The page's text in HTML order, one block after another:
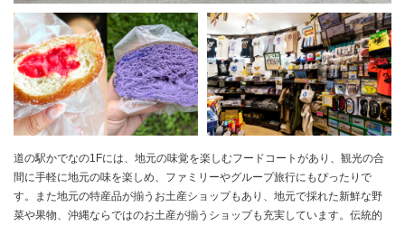
道の駅かでなの1Fには、地元の味覚を楽しむフードコートがあり、観光の合
間に手軽に地元の味を楽しめ、ファミリーやグループ旅行にもぴったりで
す。また地元の特産品が揃うお土産ショップもあり、地元で採れた新鮮な野
菜や果物、沖縄ならではのお土産が揃うショップも充実しています。伝統的